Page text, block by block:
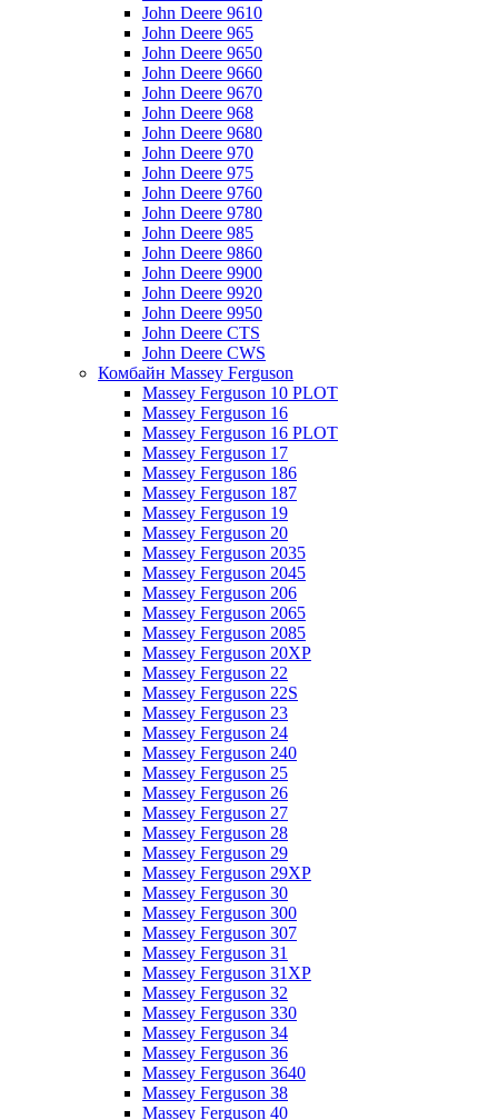
John Deere 9610
John Deere 965
John Deere 9650
John Deere 9660
John Deere 9670
John Deere 968
John Deere 9680
John Deere 970
John Deere 975
John Deere 9760
John Deere 9780
John Deere 985
John Deere 9860
John Deere 9900
John Deere 9920
John Deere 9950
John Deere CTS
John Deere CWS
Комбайн Massey Ferguson
Massey Ferguson 10 PLOT
Massey Ferguson 16
Massey Ferguson 16 PLOT
Massey Ferguson 17
Massey Ferguson 186
Massey Ferguson 187
Massey Ferguson 19
Massey Ferguson 20
Massey Ferguson 2035
Massey Ferguson 2045
Massey Ferguson 206
Massey Ferguson 2065
Massey Ferguson 2085
Massey Ferguson 20XP
Massey Ferguson 22
Massey Ferguson 22S
Massey Ferguson 23
Massey Ferguson 24
Massey Ferguson 240
Massey Ferguson 25
Massey Ferguson 26
Massey Ferguson 27
Massey Ferguson 28
Massey Ferguson 29
Massey Ferguson 29XP
Massey Ferguson 30
Massey Ferguson 300
Massey Ferguson 307
Massey Ferguson 31
Massey Ferguson 31XP
Massey Ferguson 32
Massey Ferguson 330
Massey Ferguson 34
Massey Ferguson 36
Massey Ferguson 3640
Massey Ferguson 38
Massey Ferguson 40